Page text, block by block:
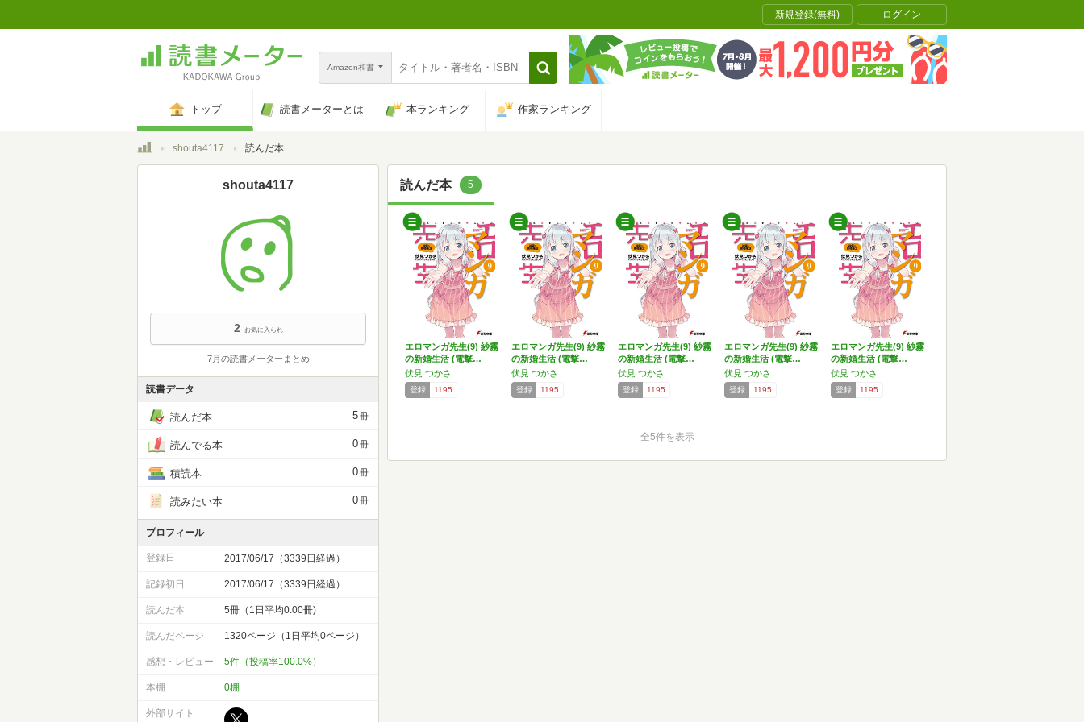
新規登録(無料) ログイン
Amazon和書
トップ 読書メーターとは 本ランキング 作家ランキング
トップshouta4117 読んだ本
読んだ本 5
エロマンガ先生(9) 紗霧
の新婚生活 (電撃…
伏見 つかさ
登録 1195
エロマンガ先生(9) 紗霧
の新婚生活 (電撃…
伏見 つかさ
登録 1195
エロマンガ先生(9) 紗霧
の新婚生活 (電撃…
伏見 つかさ
登録 1195
エロマンガ先生(9) 紗霧
の新婚生活 (電撃…
伏見 つかさ
登録 1195
エロマンガ先生(9) 紗霧
の新婚生活 (電撃…
伏見 つかさ
登録 1195
全5件を表示
shouta4117
2 お気に入られ
7月の読書メーターまとめ
読書データ
読んだ本 5冊
読んでる本 0冊
積読本 0冊
読みたい本 0冊
プロフィール
登録日 2017/06/17（3339日経過）
記録初日 2017/06/17（3339日経過）
読んだ本 5冊（1日平均0.00冊)
読んだページ 1320ページ（1日平均0ページ）
感想・レビュー 5件（投稿率100.0%）
本棚 0棚
外部サイト